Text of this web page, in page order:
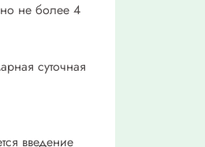
не более 4
суточная
введение